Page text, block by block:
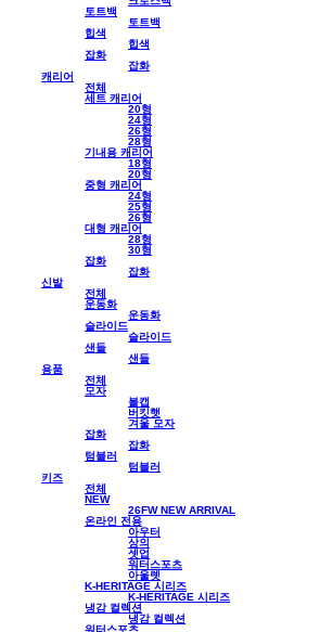
토트백
토트백
힙색
힙색
잡화
잡화
캐리어
전체
세트 캐리어
20형
24형
26형
28형
기내용 캐리어
18형
20형
중형 캐리어
24형
25형
26형
대형 캐리어
28형
30형
잡화
잡화
신발
전체
운동화
운동화
슬라이드
슬라이드
샌들
샌들
용품
전체
모자
볼캡
버킷햇
겨울 모자
잡화
잡화
텀블러
텀블러
키즈
전체
NEW
26FW NEW ARRIVAL
온라인 전용
아우터
상의
셋업
워터스포츠
아울렛
K-HERITAGE 시리즈
K-HERITAGE 시리즈
냉감 컬렉션
냉감 컬렉션
워터스포츠